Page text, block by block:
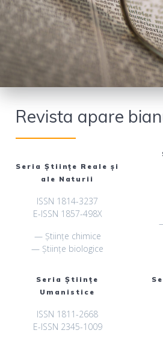
Revista apare
Seria Ştiinţe Reale şi
ale Naturii
ISSN 1814-3237
E-ISSN 1857-498X
— Științe chimice
— Științe biologice
Seria Ştiinţe
Umanistice
ISSN 1811-2668
E-ISSN 2345-1009